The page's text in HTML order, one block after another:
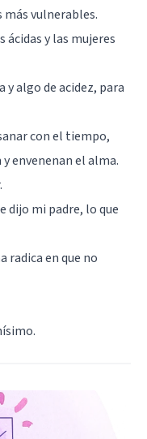
vulnerables.
ácidas y las mujeres
y algo de acidez, para
con el tiempo,
envenenan el alma.
dijo mi padre, lo que
radica en que no